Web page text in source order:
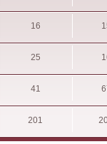
16
25
41
201